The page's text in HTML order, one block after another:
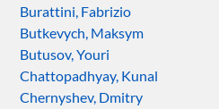
Burattini, Fabrizio
Butkevych, Maksym
Butusov, Youri
Chattopadhyay, Kunal
Chernyshev, Dmitry